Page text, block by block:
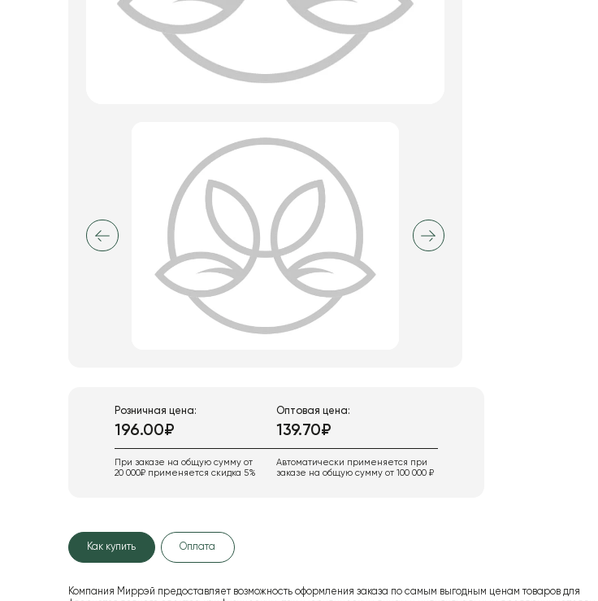
Пакеты для цветов и подарков
Изделия из металла
Искусственные цветы и растения
Изделия из металла
Розничная цена:
196.00₽
При заказе на общую сумму от
20 000₽ применяется скидка 5%
Оптовая цена:
139.70₽
Автоматически применяется при
заказе на общую сумму от 100 000 ₽
Как купить Оплата
Компания Миррэй предоставляет возможность оформления заказа по самым выгодным ценам товаров для